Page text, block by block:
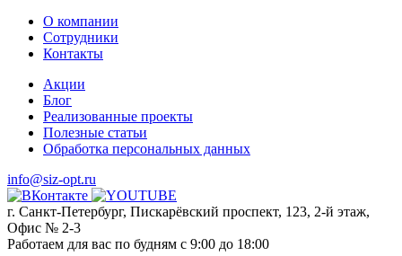
О компании
Сотрудники
Контакты
Акции
Блог
Реализованные проекты
Полезные статьи
Обработка персональных данных
info@siz-opt.ru
г. Санкт-Петербург, Пискарёвский проспект, 123, 2-й этаж,
Офис № 2-3
Работаем для вас по будням с 9:00 до 18:00